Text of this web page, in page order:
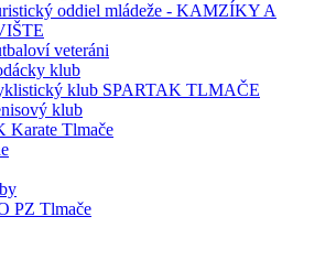
oddiel mládeže - KAMZÍKY A
veteráni
klub
klub SPARTAK TLMAČE
klub
Karate Tlmače
PZ Tlmače